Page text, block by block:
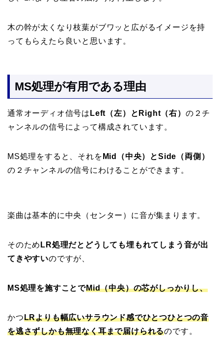
木の幹が太くなり枝葉がブワッと広がるイメージを持
ってもらえたら良いと思います。
MS処理が有用である理由
通常オーディオ信号は Left（左）とRight（右） の２チ
ャンネルの信号によって構成されています。
MS処理をすると、それを Mid（中央）とSide（両側）
の２チャンネルの信号にわけることができます。
楽曲は基本的に中央（センター）に音が集まります。
そのため LR処理だとどうしても埋もれてしまう音が出
てきやすいのですが、
MS処理を施すことでMid（中央）の芯がしっかりし、
かつLRよりも幅広いサラウンド感でひとつひとつの音
を逃さずしかも無理なく耳まで届けられるのです。